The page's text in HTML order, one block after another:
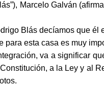
Marcelo Galván
Blás decíamos que
esta casa es muy
va a significar
a la Ley y al